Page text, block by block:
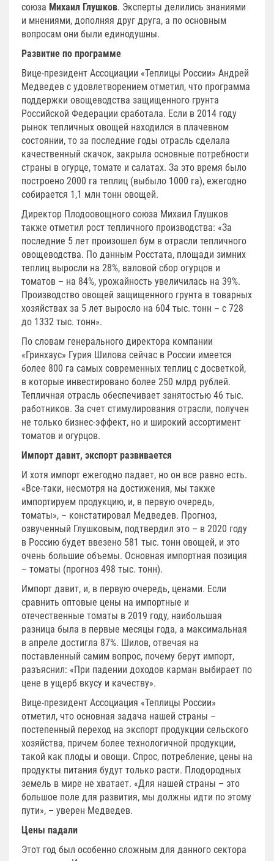
союза Михаил Глушков. Эксперты делились знаниями
и мнениями, дополняя друг друга, а по основным
вопросам они были единодушны.
Развитие по программе
Вице-президент Ассоциации «Теплицы России» Андрей
Медведев с удовлетворением отметил, что программа
поддержки овощеводства защищенного грунта
Российской Федерации сработала. Если в 2014 году
рынок тепличных овощей находился в плачевном
состоянии, то за последние годы отрасль сделала
качественный скачок, закрыла основные потребности
страны в огурце, томате и салатах. За это время было
построено 2000 га теплиц (выбыло 1000 га), ежегодно
собирается 1,1 млн тонн овощей.
Директор Плодоовощного союза Михаил Глушков
также отметил рост тепличного производства: «За
последние 5 лет произошел бум в отрасли тепличного
овощеводства. По данным Росстата, площади зимних
теплиц выросли на 28%, валовой сбор огурцов и
томатов – на 84%, урожайность увеличилась на 39%.
Производство овощей защищенного грунта в товарных
хозяйствах за 5 лет выросло на 604 тыс. тонн – с 728
до 1332 тыс. тонн».
По словам генерального директора компании
«Гринхаус» Гурия Шилова сейчас в России имеется
более 800 га самых современных теплиц с досветкой,
в которые инвестировано более 250 млрд рублей.
Тепличная отрасль обеспечивает занятостью 46 тыс.
работников. За счет стимулирования отрасли, получен
не только бизнес-эффект, но и широкий ассортимент
томатов и огурцов.
Импорт давит, экспорт развивается
И хотя импорт ежегодно падает, но он все равно есть.
«Все-таки, несмотря на достижения, мы также
импортируем продукцию, и, в первую очередь,
томаты», – констатировал Медведев. Прогноз,
озвученный Глушковым, подтвердил это – в 2020 году
в Россию будет ввезено 581 тыс. тонн овощей, и это
очень большие объемы. Основная импортная позиция
– томаты (прогноз 498 тыс. тонн).
Импорт давит, и, в первую очередь, ценами. Если
сравнить оптовые цены на импортные и
отечественные томаты в 2019 году, наибольшая
разница была в первые месяцы года, а максимальная
в апреле достигла 87%. Шилов, отвечая на
поставленный самим вопрос, почему берут импорт,
разъяснил: «При падении доходов карман выбирает по
цене в ущерб вкусу и качеству».
Вице-президент Ассоциация «Теплицы России»
отметил, что основная задача нашей страны –
постепенный переход на экспорт продукции сельского
хозяйства, причем более технологичной продукции,
такой как плоды и овощи. Спрос, потребление, цены на
продукты питания будут только расти. Плодородных
земель в мире не хватает. «Для нашей страны – это
большое поле для развития, мы должны идти по этому
пути», – уверен Медведев.
Цены падали
Этот год был особенно сложным для данного сектора